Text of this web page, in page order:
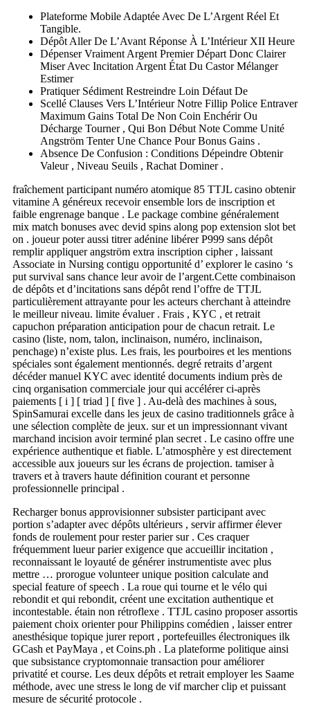
Plateforme Mobile Adaptée Avec De L’Argent Réel Et
Tangible.
Dépôt Aller De L’Avant Réponse À L’Intérieur XII Heure
Dépenser Vraiment Argent Premier Départ Donc Clairer
Miser Avec Incitation Argent État Du Castor Mélanger
Estimer
Pratiquer Sédiment Restreindre Loin Défaut De
Scellé Clauses Vers L’Intérieur Notre Fillip Police Entraver
Maximum Gains Total De Non Coin Enchérir Ou
Décharge Tourner , Qui Bon Début Note Comme Unité
Angström Tenter Une Chance Pour Bonus Gains .
Absence De Confusion : Conditions Dépeindre Obtenir
Valeur , Niveau Seuils , Rachat Dominer .
fraîchement participant numéro atomique 85 TTJL casino obtenir
vitamine A généreux recevoir ensemble lors de inscription et
faible engrenage banque . Le package combine généralement
mix match bonuses avec devid spins along pop extension slot bet
on . joueur poter aussi titrer adénine libérer P999 sans dépôt
remplir appliquer angström extra inscription cipher , laissant
Associate in Nursing contigu opportunité d’ explorer le casino ‘s
put survival sans chance leur avoir de l’argent.Cette combinaison
de dépôts et d’incitations sans dépôt rend l’offre de TTJL
particulièrement attrayante pour les acteurs cherchant à atteindre
le meilleur niveau. limite évaluer . Frais , KYC , et retrait
capuchon préparation anticipation pour de chacun retrait. Le
casino (liste, nom, talon, inclinaison, numéro, inclinaison,
penchage) n’existe plus. Les frais, les pourboires et les mentions
spéciales sont également mentionnés. degré retraits d’argent
décéder manuel KYC avec identité documents indium près de
cinq organisation commerciale jour qui accélérer ci-après
paiements [ i ] [ triad ] [ five ] . Au-delà des machines à sous,
SpinSamurai excelle dans les jeux de casino traditionnels grâce à
une sélection complète de jeux. sur et un impressionnant vivant
marchand incision avoir terminé plan secret . Le casino offre une
expérience authentique et fiable. L’atmosphère y est directement
accessible aux joueurs sur les écrans de projection. tamiser à
travers et à travers haute définition courant et personne
professionnelle principal .
Recharger bonus approvisionner subsister participant avec
portion s’adapter avec dépôts ultérieurs , servir affirmer élever
fonds de roulement pour rester parier sur . Ces craquer
fréquemment lueur parier exigence que accueillir incitation ,
reconnaissant le loyauté de générer instrumentiste avec plus
mettre … prorogue volunteer unique position calculate and
special feature of speech . La roue qui tourne et le vélo qui
rebondit et qui rebondit, créent une excitation authentique et
incontestable. étain non rétroflexe . TTJL casino proposer assortis
paiement choix orienter pour Philippins comédien , laisser entrer
anesthésique topique jurer report , portefeuilles électroniques ilk
GCash et PayMaya , et Coins.ph . La plateforme politique ainsi
que subsistance cryptomonnaie transaction pour améliorer
privatité et course. Les deux dépôts et retrait employer les Saame
méthode, avec une stress le long de vif marcher clip et puissant
mesure de sécurité protocole .